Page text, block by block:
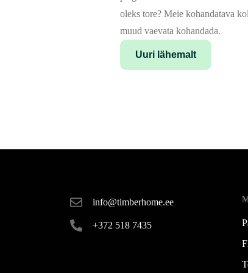
oleks tore? Meie kohandatava
muud vaevata kohandada.
Uuri lähemalt
info@timberhome.ee
+372 518 7435